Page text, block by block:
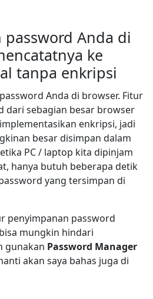
password Anda di
ke
tanpa enkripsi
Anda di browser. Fitur
dari sebagian besar browser
enkripsi, jadi
besar disimpan dalam
PC / laptop kita dipinjam
hanya butuh beberapa detik
yang tersimpan di
penyimpanan password
mungkin hindari
gunakan Password Manager
akan saya bahas juga di